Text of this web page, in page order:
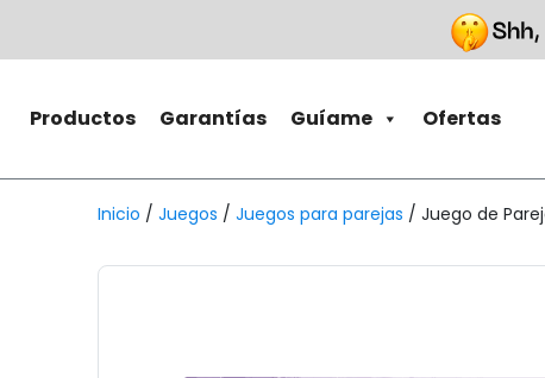
Productos Garantías Guíame Ofertas
Inicio / Juegos / Juegos para parejas / Juego de